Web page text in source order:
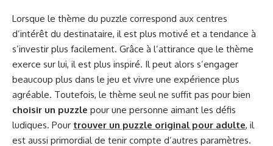
Lorsque le thème du puzzle correspond aux centres
d’intérêt du destinataire, il est plus motivé et a tendance à
s’investir plus facilement. Grâce à l’attirance que le thème
exerce sur lui, il est plus inspiré. Il peut alors s’engager
beaucoup plus dans le jeu et vivre une expérience plus
agréable. Toutefois, le thème seul ne suffit pas pour bien
choisir un puzzle pour une personne aimant les défis
ludiques. Pour trouver un puzzle original pour adulte, il
est aussi primordial de tenir compte d’autres paramètres.